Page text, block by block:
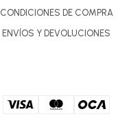
CONDICIONES DE COMPRA
ENVÍOS Y DEVOLUCIONES